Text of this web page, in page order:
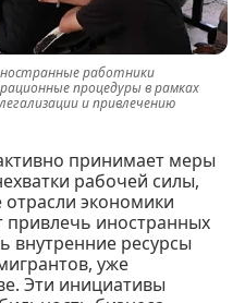
работники
процедуры в рамках
и привлечению
принимает меры
рабочей силы,
экономики
привлечь иностранных
внутренние ресурсы
уже
Эти инициативы